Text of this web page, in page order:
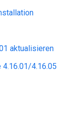
aktualisieren
4.16.05